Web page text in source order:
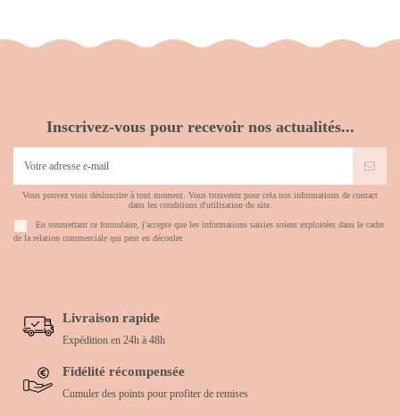
Inscrivez-vous pour recevoir nos actualités...
Vous pouvez vous désinscrire à tout moment. Vous trouverez pour cela nos informations de contact
dans les conditions d'utilisation du site.
En soumettant ce formulaire, j'accepte que les informations saisies soient exploitées dans le cadre
de la relation commerciale qui peut en découler.
Livraison rapide
Expédition en 24h à 48h
Fidélité récompensée
Cumuler des points pour profiter de remises